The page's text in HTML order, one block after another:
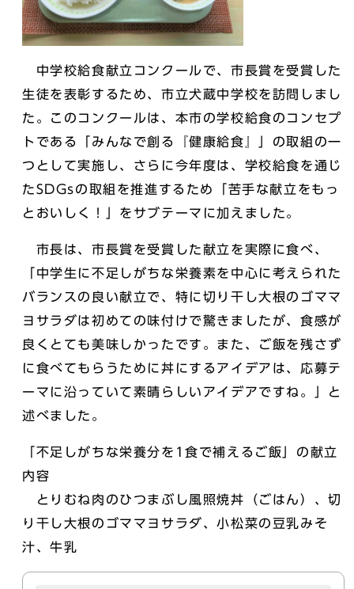
中学校給食献立コンクールで、市長賞を受賞した
生徒を表彰するため、市立犬蔵中学校を訪問しまし
た。このコンクールは、本市の学校給食のコンセプ
トである「みんなで創る『健康給食』」の取組の一
つとして実施し、さらに今年度は、学校給食を通じ
たSDGsの取組を推進するため「苦手な献立をもっ
とおいしく！」をサブテーマに加えました。
市長は、市長賞を受賞した献立を実際に食べ、
「中学生に不足しがちな栄養素を中心に考えられた
バランスの良い献立で、特に切り干し大根のゴママ
ヨサラダは初めての味付けで驚きましたが、食感が
良くとても美味しかったです。また、ご飯を残さず
に食べてもらうために丼にするアイデアは、応募テ
ーマに沿っていて素晴らしいアイデアですね。」と
述べました。
「不足しがちな栄養分を1食で補えるご飯」の献立
内容
とりむね肉のひつまぶし風照焼丼（ごはん）、切
り干し大根のゴママヨサラダ、小松菜の豆乳みそ
汁、牛乳